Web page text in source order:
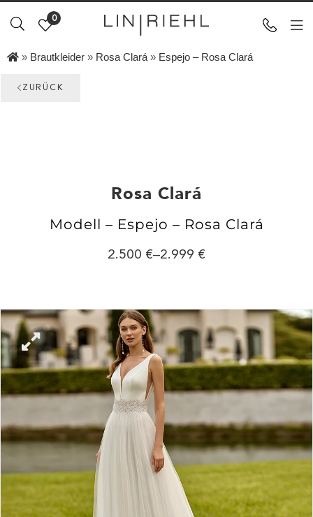
0
» Brautkleider » Rosa Clará » Espejo – Rosa Clará
ZURÜCK
Rosa Clará
Modell – Espejo – Rosa Clará
2.500 –2.999